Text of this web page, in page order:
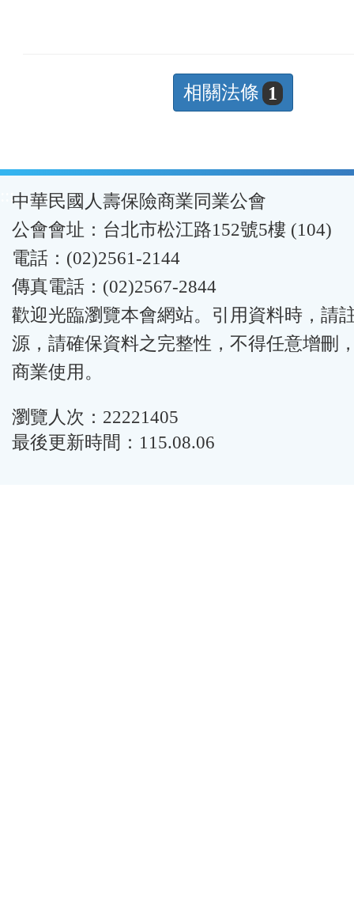
相關法條 1
:::中華民國人壽保險商業同業公會
公會會址：台北市松江路152號5樓 (104)
電話：(02)2561-2144
傳真電話：(02)2567-2844
歡迎光臨瀏覽本會網站。引用資料時，請
源，請確保資料之完整性，不得任意增刪
商業使用。
瀏覽人次：22221405
最後更新時間：115.08.06